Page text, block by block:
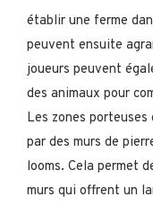
établir une ferme
peuvent ensuite
joueurs peuvent
des animaux pour
Les zones
par des murs de
looms. Cela permet
murs qui offrent un